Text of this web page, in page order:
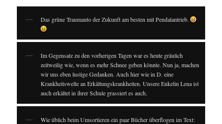
Das grüne Traumauto der Zukunft am besten mit Pendalantrieb.
Im Gegensatz zu den vorherigen Tagen war es heute gräulich
zeitweilig wie, wenn es mehr Schnee geben könnte. Nun ja, machen
wir uns eben lustige Gedanken. Auch hier wie in D. eine
Krankheitswelle an Erkältungskrankheiten. Unsere Enkelin Lena ist
auch erkältet in ihrer Schule grassiert es auch.
Wie üblich beim Umsortieren ein paar Bücher überflogen im Text: